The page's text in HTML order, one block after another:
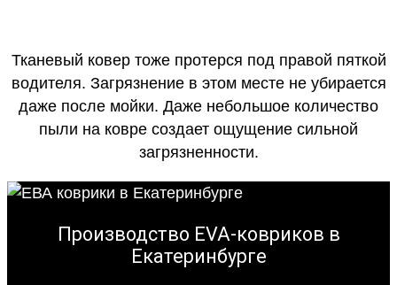
Тканевый ковер тоже протерся под правой пяткой
водителя. Загрязнение в этом месте не убирается
даже после мойки. Даже небольшое количество
пыли на ковре создает ощущение сильной
загрязненности.
Производство EVA-ковриков в
Екатеринбурге